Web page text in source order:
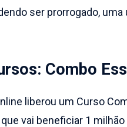
ser prorrogado, uma
Combo
liberou um Curso
vai beneficiar 1